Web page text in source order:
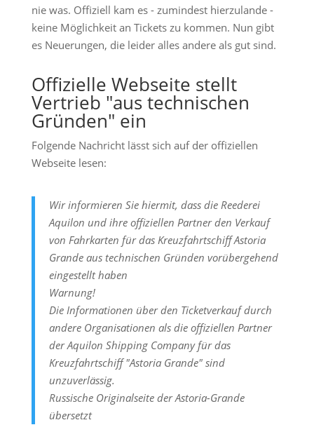
nie was. Offiziell kam es - zumindest hierzulande -
keine Möglichkeit an Tickets zu kommen. Nun gibt
es Neuerungen, die leider alles andere als gut sind.
Offizielle Webseite stellt
Vertrieb "aus technischen
Gründen" ein
Folgende Nachricht lässt sich auf der offiziellen
Webseite lesen:
Wir informieren Sie hiermit, dass die Reederei
Aquilon und ihre offiziellen Partner den Verkauf
von Fahrkarten für das Kreuzfahrtschiff Astoria
Grande aus technischen Gründen vorübergehend
eingestellt haben
Warnung!
Die Informationen über den Ticketverkauf durch
andere Organisationen als die offiziellen Partner
der Aquilon Shipping Company für das
Kreuzfahrtschiff "Astoria Grande" sind
unzuverlässig.
Russische Originalseite der Astoria-Grande
übersetzt